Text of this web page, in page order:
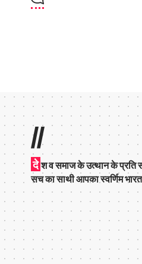
//
दे श व समाज के उत्थान के प्रति
सच का साथी आपका स्वर्णिम